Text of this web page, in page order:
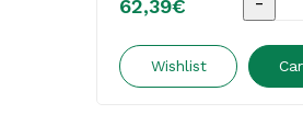
62,39€
Wishlist